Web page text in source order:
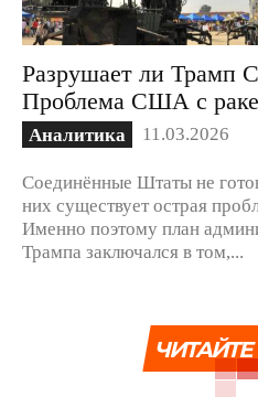
Разрушает ли Трамп
Проблема США с
Аналитика 11.03.2026
Соединённые Штаты не
них существует острая
Именно поэтому план
Трампа заключался в том,...